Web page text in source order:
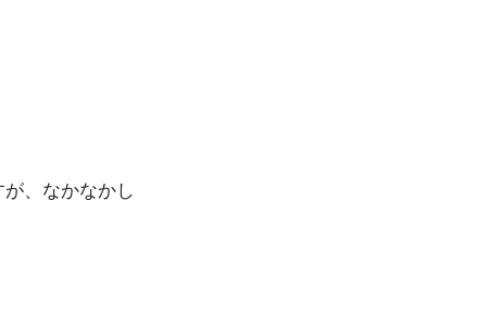
、なかなかし